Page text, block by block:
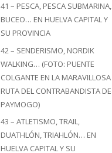
41 – PESCA, PESCA SUBMARINA,
BUCEO… EN HUELVA CAPITAL Y
SU PROVINCIA
42 – SENDERISMO, NORDIK
WALKING… (FOTO: PUENTE
COLGANTE EN LA MARAVILLOSA
RUTA DEL CONTRABANDISTA DE
PAYMOGO)
43 – ATLETISMO, TRAIL,
DUATHLÓN, TRIAHLÓN… EN
HUELVA CAPITAL Y SU